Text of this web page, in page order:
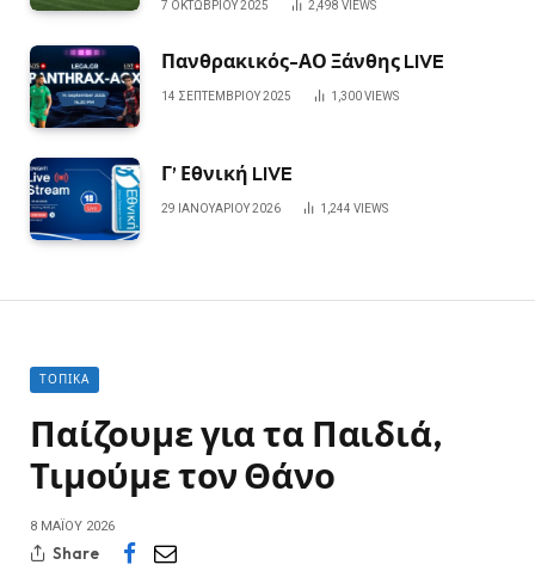
7 ΟΚΤΩΒΡΊΟΥ 2025 2,498 VIEWS
Πανθρακικός-ΑΟ Ξάνθης LIVE
14 ΣΕΠΤΕΜΒΡΊΟΥ 2025 1,300VIEWS
Γ’ Εθνική LIVE
29 ΙΑΝΟΥΑΡΊΟΥ 2026 1,244 VIEWS
ΤΟΠΙΚΆ
Παίζουμε για τα Παιδιά,
Τιμούμε τον Θάνο
8 ΜΑΪ́ΟΥ 2026
Share